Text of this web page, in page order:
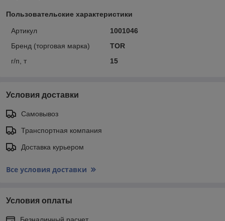
Пользовательские характеристики
Артикул
1001046
Бренд (торговая марка)
TOR
г/п, т
15
Условия доставки
Самовывоз
Транспортная компания
Доставка курьером
Все условия доставки
Условия оплаты
Безналичный расчет